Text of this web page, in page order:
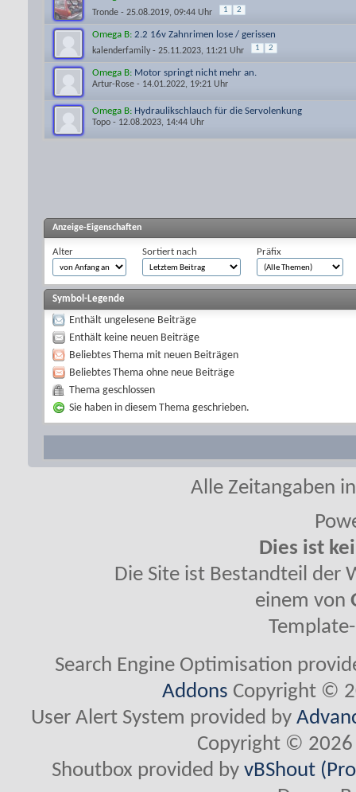
Tronde - 25.08.2019, 09:44 Uhr 1 2
Omega B: 2.2 16v Zahnrimen lose / gerissen
kalenderfamily- 25.11.2023, 11:21 Uhr 1 2
Omega B: Motor springt nicht mehr an.
Artur-Rose - 14.01.2022, 19:21 Uhr
Omega B: Hydraulikschlauch für die Servolenkung
Topo - 12.08.2023, 14:44 Uhr
Anzeige-Eigenschaften
Alter Sortiert nach Präfix
Symbol-Legende
Enthält ungelesene Beiträge
Enthält keine neuen Beiträge
Beliebtes Thema mit neuen Beiträgen
Beliebtes Thema ohne neue Beiträge
Thema geschlossen
Sie haben in diesem Thema geschrieben.
Alle Zeitangaben
Dies ist
Die Site ist Bestandteil der
einem von
Search Engine Optimisation
Addons Copyright ©
User Alert System provided by
Copyright © 2026
Shoutbox provided byvBShout